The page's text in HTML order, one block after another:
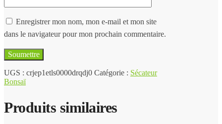
Enregistrer mon nom, mon e-mail et mon site
dans le navigateur pour mon prochain commentaire.
UGS : crjep1etls0000drqdj0 Catégorie : Sécateur
Bonsaï
Produits similaires